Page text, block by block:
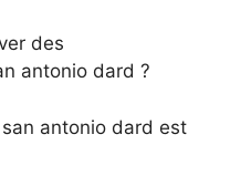
des
antonio dard ?
antonio dard est